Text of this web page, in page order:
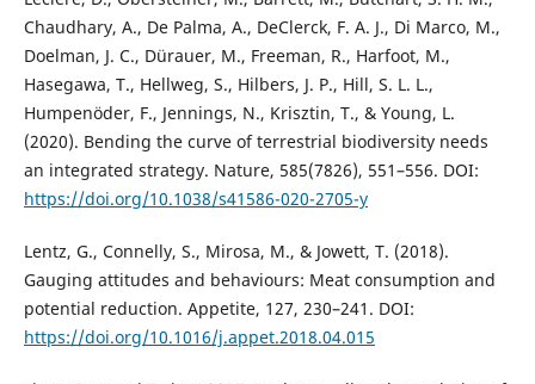
Chaudhary, A., De Palma, A., DeClerck, F. A. J., Di Marco, M.,
Doelman, J. C., Dürauer, M., Freeman, R., Harfoot, M.,
Hasegawa, T., Hellweg, S., Hilbers, J. P., Hill, S. L. L.,
Humpenöder, F., Jennings, N., Krisztin, T., & Young, L.
(2020). Bending the curve of terrestrial biodiversity needs
an integrated strategy. Nature, 585(7826), 551–556. DOI:
https://doi.org/10.1038/s41586-020-2705-y
Lentz, G., Connelly, S., Mirosa, M., & Jowett, T. (2018).
Gauging attitudes and behaviours: Meat consumption and
potential reduction. Appetite, 127, 230–241. DOI:
https://doi.org/10.1016/j.appet.2018.04.015